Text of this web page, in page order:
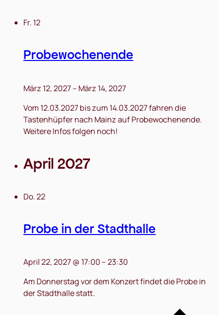
Fr. 12
Probewochenende
März 12, 2027– März 14, 2027
Vom 12.03.2027 bis zum 14.03.2027 fahren die
Tastenhüpfer nach Mainz auf Probewochenende.
Weitere Infos folgen noch!
April 2027
Do.22
Probe in der Stadthalle
April 22, 2027 @ 17:00 –23:30
Am Donnerstag vor dem Konzert findet die Probe in
der Stadthalle statt.